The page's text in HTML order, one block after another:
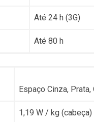
Até 24 h (3G)
Até 80 h
Espaço Cinza, Prata,
1,19 W / kg